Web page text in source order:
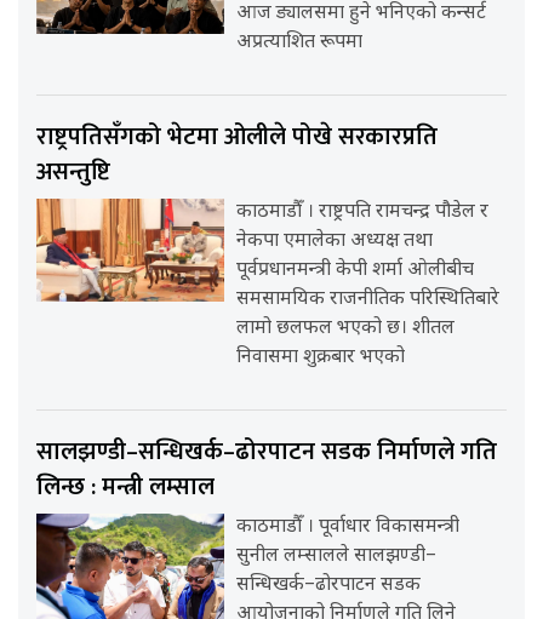
आज ड्यालसमा हुने भनिएको कन्सर्ट
अप्रत्याशित रूपमा
राष्ट्रपतिसँगको भेटमा ओलीले पोखे सरकारप्रति
असन्तुष्टि
काठमाडौँ । राष्ट्रपति रामचन्द्र पौडेल र
नेकपा एमालेका अध्यक्ष तथा
पूर्वप्रधानमन्त्री केपी शर्मा ओलीबीच
समसामयिक राजनीतिक परिस्थितिबारे
लामो छलफल भएको छ। शीतल
निवासमा शुक्रबार भएको
सालझण्डी–सन्धिखर्क–ढोरपाटन सडक निर्माणले गति
लिन्छ : मन्त्री लम्साल
काठमाडौँ । पूर्वाधार विकासमन्त्री
सुनील लम्सालले सालझण्डी–
सन्धिखर्क–ढोरपाटन सडक